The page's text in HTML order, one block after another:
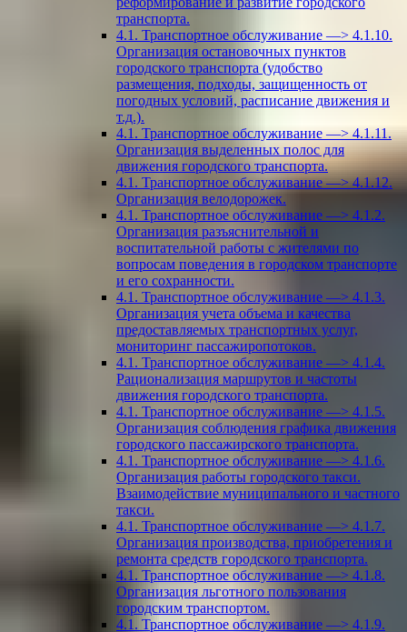
транспорта.
4.1. Транспортное обслуживание —> 4.1.10.
Организация остановочных пунктов
городского транспорта (удобство
размещения, подходы, защищенность от
погодных условий, расписание движения и
т.д.).
4.1. Транспортное обслуживание —> 4.1.11.
Организация выделенных полос для
движения городского транспорта.
4.1. Транспортное обслуживание —> 4.1.12.
Организация велодорожек.
4.1. Транспортное обслуживание —> 4.1.2.
Организация разъяснительной и
воспитательной работы с жителями по
вопросам поведения в городском транспорте
и его сохранности.
4.1. Транспортное обслуживание —> 4.1.3.
Организация учета объема и качества
предоставляемых транспортных услуг,
мониторинг пассажиропотоков.
4.1. Транспортное обслуживание —> 4.1.4.
Рационализация маршрутов и частоты
движения городского транспорта.
4.1. Транспортное обслуживание —> 4.1.5.
Организация соблюдения графика движения
городского пассажирского транспорта.
4.1. Транспортное обслуживание —> 4.1.6.
Организация работы городского такси.
Взаимодействие муниципального и частного
такси.
4.1. Транспортное обслуживание —> 4.1.7.
Организация производства, приобретения и
ремонта средств городского транспорта.
4.1. Транспортное обслуживание —> 4.1.8.
Организация льготного пользования
городским транспортом.
4.1. Транспортное обслуживание —> 4.1.9.